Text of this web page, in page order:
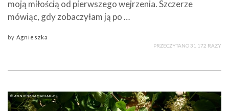
moją miłością od pierwszego wejrzenia. Szczerze
mówiąc, gdy zobaczyłam ją po …
by Agnieszka
PRZECZYTANO 31 172 RAZY